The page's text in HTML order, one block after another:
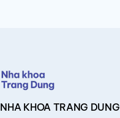
NHA KHOA TRANG DUNG